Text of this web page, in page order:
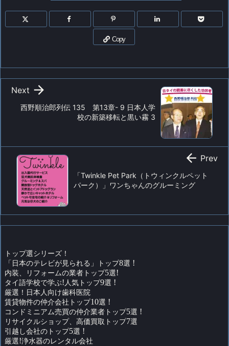
Copy
西野順治郎列伝 135 第13章- 9 日本人学
校の新築移転と黒い霧 3

Next
「Twinkle Pet Park（トウィンクルペット
パーク）」ワンちゃんのグルーミング
 Prev
トップ選シリーズ！
「日本のテレビが見られる」トップ8選 !
内装、リフォームの業者トップ5選!
タイ語学校で学ぶ! 人気トップ9選 !
厳選！日本人向け歯科医院
賃貸物件の仲介会社トップ10選 !
コンドミニアム売買の仲介業者トップ5選 !
リサイクルショップ、高価買取トップ7選
引越し会社のトップ5選 !
厳選!浄水器のレンタル会社